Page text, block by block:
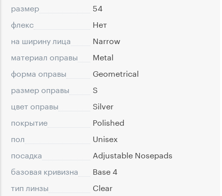
размер
54
флекс
Нет
на ширину лица
Narrow
материал оправы
Metal
форма оправы
Geometrical
размер оправы
S
цвет оправы
Silver
покрытие
Polished
пол
Unisex
посадка
Adjustable Nosepads
базовая кривизна
Base 4
тип линзы
Clear